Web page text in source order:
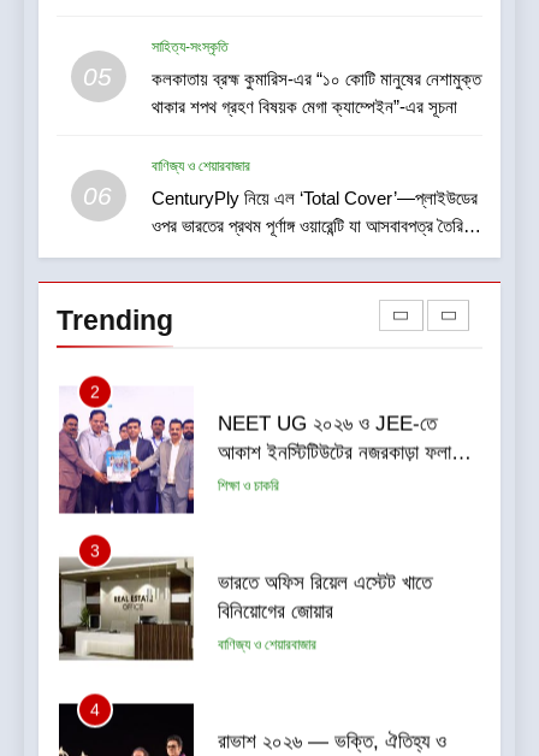
05
সাহিত্য-সংস্কৃতি
কলকাতায় ব্রহ্ম কুমারিস-এর “১০ কোটি মানুষের নেশামুক্ত
থাকার শপথ গ্রহণ বিষয়ক মেগা ক্যাম্পেইন”-এর সূচনা
06
বাণিজ্য ও শেয়ারবাজার
CenturyPly নিয়ে এল ‘Total Cover’—প্লাইউডের
ওপর ভারতের প্রথম পূর্ণাঙ্গ ওয়ারেন্টি যা আসবাবপত্র তৈরির
সম্পূর্ণ খরচ পুষিয়ে দেয়
Trending
1
বাসিরহাটে প্রথমবার টেলি-
স্বাস্থ্য
আকাশ ইনস্টিটিউটের নজরকাড়া ফলাফল
পশ্চিমবঙ্গের পড়ুয়াদের দুর্দান্ত সাফল্য
3
ভারতে অফিস রিয়েল এস্টেট খাতে
বিনিয়োগের জোয়ার
বাণিজ্য ও শেয়ারবাজার
4
রাভাশ ২০২৬ — ভক্তি, ঐতিহ্য ও
নৃত্যসাধনার এক অনন্য মহোৎসব
সাহিত্য-সংস্কৃতি
5
কলকাতায় ব্রহ্ম কুমারিস-এর “১০ কোটি